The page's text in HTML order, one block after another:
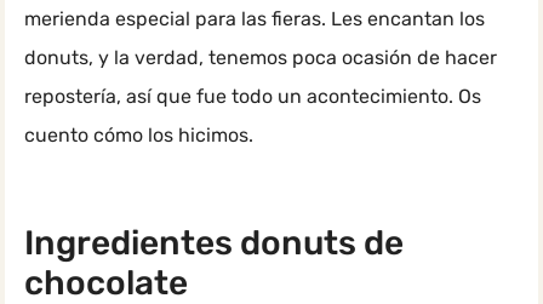
merienda especial para las fieras. Les encantan los
donuts, y la verdad, tenemos poca ocasión de hacer
repostería, así que fue todo un acontecimiento. Os
cuento cómo los hicimos.
Ingredientes donuts de
chocolate